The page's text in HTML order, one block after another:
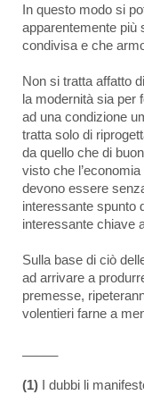
In questo modo si
apparentemente più
condivisa e che
Non si tratta affatto
la modernità sia per
ad una condizione
tratta solo di
da quello che di
visto che l’economia
devono essere
interessante spunto
interessante chiave
Sulla base di ciò
ad arrivare a
premesse,
volentieri farne a
(1) I dubbi li